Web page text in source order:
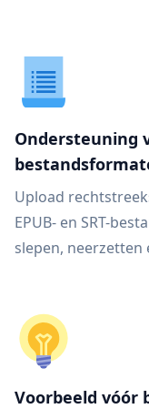
Ondersteuning
Upload rechtstreeks
EPUB- en SRT-
slepen, neerzetten
Voorbeeld vóór